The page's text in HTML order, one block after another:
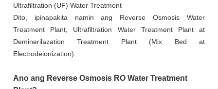
Ultrafiltration (UF) Water Treatment
Dito, ipinapakita namin ang Reverse Osmosis Water
Treatment Plant, Ultrafiltration Water Treatment Plant at
Deminerilazation Treatment Plant (Mix Bed at
Electrodeionization).
Ano ang Reverse Osmosis RO Water Treatment